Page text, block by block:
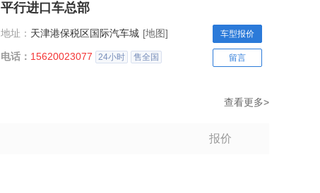
平行进口车总部
地址： 天津港保税区国际汽车城 [地图]
电话： 15620023077 24小时 售全国
车型报价
留言
查看更多>
报价